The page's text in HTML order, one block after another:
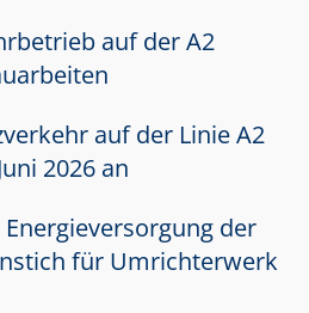
auf der A2
auf der Linie A2
2026 an
der
für Umrichterwerk